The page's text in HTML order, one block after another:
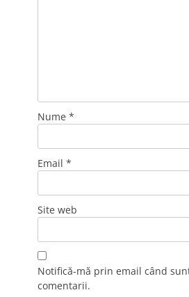
Nume *
Email *
Site web
Notifică-mă prin email când
comentarii.